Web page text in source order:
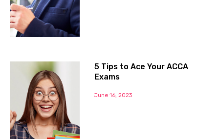
5 Tips to Ace Your ACCA
Exams
June 16, 2023